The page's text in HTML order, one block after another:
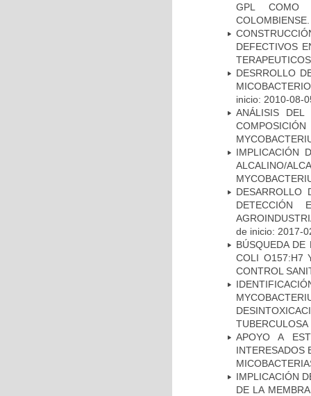
GPL COMO
COLOMBIENSE.
DEFECTIVOS
DESRROLLO
inicio: 2010-08-
ANÁLISIS DEL
IMPLICACIÓN
ALCALINO/
DESARROLLO
DETECCIÓN
de inicio: 2017-
BÚSQUEDA DE
COLI O157:H7
CONTROL
TUBERCULOSA
APOYO A
INTERESADOS
IMPLICACIÓN
DE LA